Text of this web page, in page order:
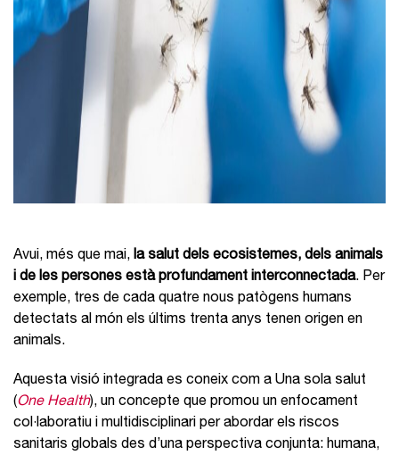
Avui, més que mai, la salut dels ecosistemes, dels animals
i de les persones està profundament interconnectada . Per
exemple, tres de cada quatre nous patògens humans
detectats al món els últims trenta anys tenen origen en
animals.
Aquesta visió integrada es coneix com a Una sola salut
(One Health), un concepte que promou un enfocament
col·laboratiu i multidisciplinari per abordar els riscos
sanitaris globals des d’una perspectiva conjunta: humana,